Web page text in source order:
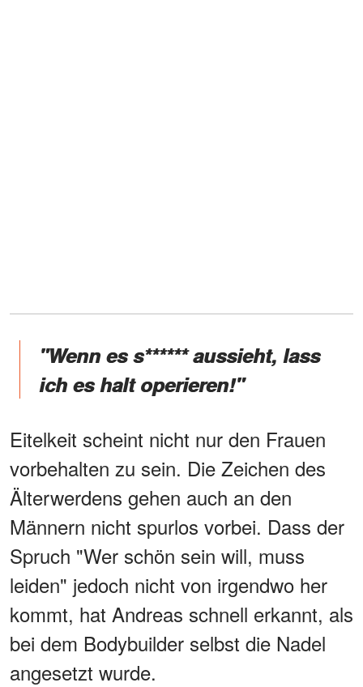
"Wenn es s****** aussieht, lass
ich es halt operieren!"
Eitelkeit scheint nicht nur den Frauen
vorbehalten zu sein. Die Zeichen des
Älterwerdens gehen auch an den
Männern nicht spurlos vorbei. Dass der
Spruch "Wer schön sein will, muss
leiden" jedoch nicht von irgendwo her
kommt, hat Andreas schnell erkannt, als
bei dem Bodybuilder selbst die Nadel
angesetzt wurde.